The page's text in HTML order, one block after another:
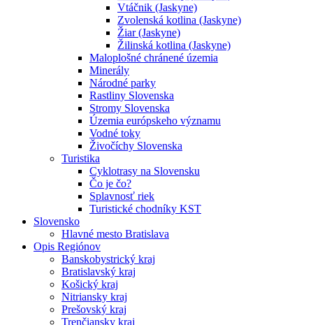
Vtáčnik (Jaskyne)
Zvolenská kotlina (Jaskyne)
Žiar (Jaskyne)
Žilinská kotlina (Jaskyne)
Maloplošné chránené územia
Minerály
Národné parky
Rastliny Slovenska
Stromy Slovenska
Územia európskeho významu
Vodné toky
Živočíchy Slovenska
Turistika
Cyklotrasy na Slovensku
Čo je čo?
Splavnosť riek
Turistické chodníky KST
Slovensko
Hlavné mesto Bratislava
Opis Regiónov
Banskobystrický kraj
Bratislavský kraj
Košický kraj
Nitriansky kraj
Prešovský kraj
Trenčiansky kraj